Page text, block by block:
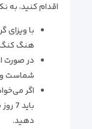
اقدام کنید، به
با ویزای
هنگ کنگ
در صورت
شماست و
اگر
دهید.